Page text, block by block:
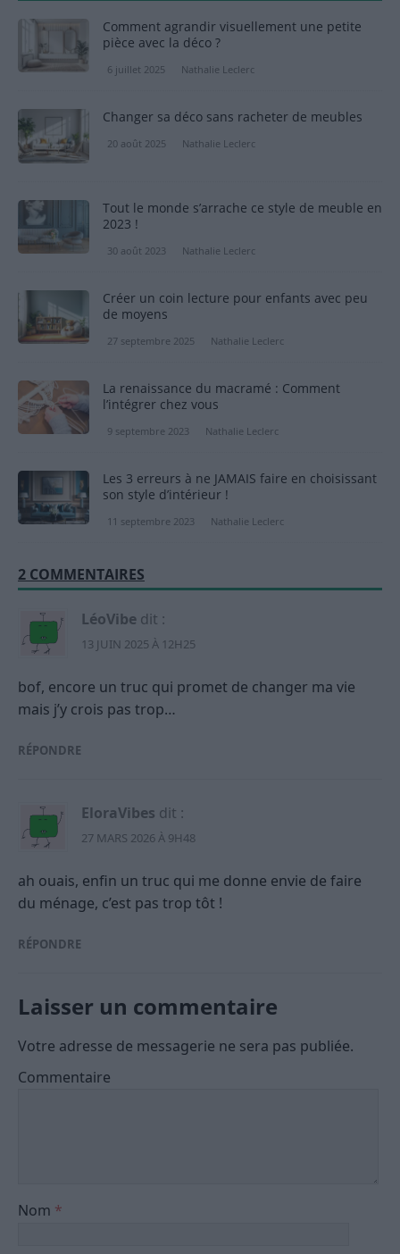
Comment agrandir visuellement une petite
pièce avec la déco ?
6 juillet 2025 Nathalie Leclerc
Changer sa déco sans racheter de meubles
20 août 2025 Nathalie Leclerc
Tout le monde s’arrache ce style de meuble en
2023 !
30 août 2023 Nathalie Leclerc
Créer un coin lecture pour enfants avec peu
de moyens
27 septembre 2025 Nathalie Leclerc
La renaissance du macramé : Comment
l’intégrer chez vous
9 septembre 2023 Nathalie Leclerc
Les 3 erreurs à ne JAMAIS faire en choisissant
son style d’intérieur !
11 septembre 2023 Nathalie Leclerc
2 COMMENTAIRES
LéoVibe dit :
13 JUIN 2025 À 12H25
bof, encore un truc qui promet de changer ma vie
mais j’y crois pas trop…
RÉPONDRE
EloraVibes dit :
27 MARS 2026 À 9H48
ah ouais, enfin un truc qui me donne envie de faire
du ménage, c’est pas trop tôt !
RÉPONDRE
Laisser un commentaire
Votre adresse de messagerie ne sera pas publiée.
Commentaire
Nom *